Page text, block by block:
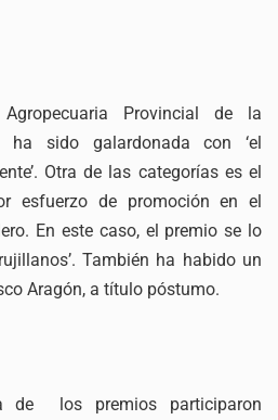
Provincial de la
ha sido galardonada con ‘el
Otra de las categorías es el
esfuerzo de promoción en el
En este caso, el premio se lo
También ha habido un
Aragón, a título póstumo.
de los premios participaron